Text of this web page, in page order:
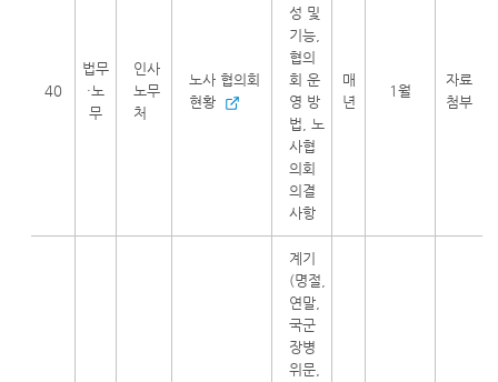
40
법무
·노
무
인사
노무
처
노사 협의회
현황
성 및
기능,
협의
회 운
영 방
법, 노
사협
의회
의결
사항
매
년
1월
자료
첨부
계기
(명절,
연말,
국군
장병
위문,